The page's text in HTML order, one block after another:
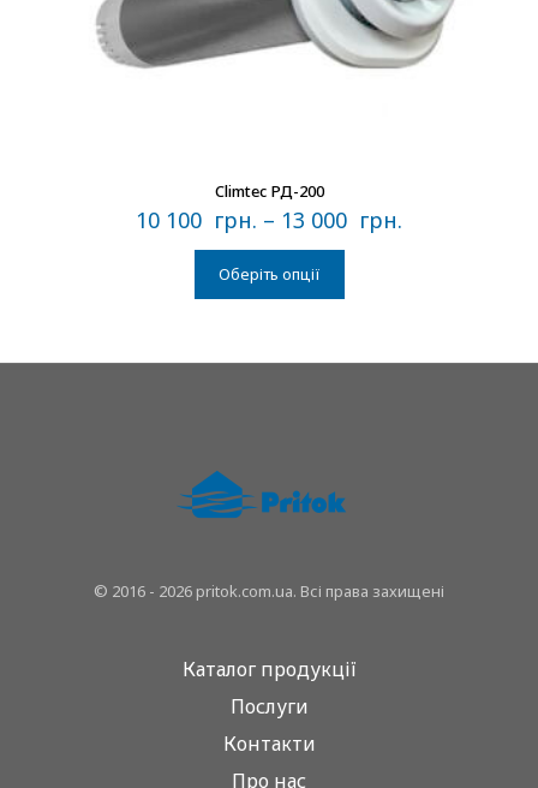
Climtec РД-200
10 100 грн. – 13 000 грн.
Оберіть опції
© 2016 - 2026 pritok.com.ua. Всі права захищені
Каталог продукції
Послуги
Контакти
Про нас